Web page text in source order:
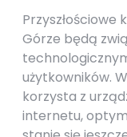
Przyszłościowe
Górze będą
użytkowników.
korzysta z
internetu,